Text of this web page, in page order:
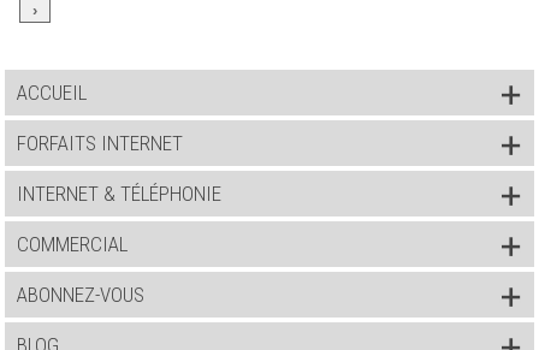
›
ACCUEIL
FORFAITS INTERNET
INTERNET & TÉLÉPHONIE
COMMERCIAL
ABONNEZ-VOUS
BLOG